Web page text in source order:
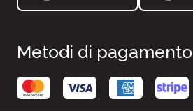
Metodi di pagamento